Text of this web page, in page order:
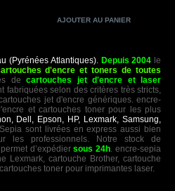
(Pyrénées Atlantiques). Depuis 2004 le
d'encre et toners de toutes
de cartouches jet d'encre et laser
fabriquées selon des critères très stricts,
jet d'encre génériques. encre-
et cartouches toner pour les plus
Dell, Epson, HP, Lexmark, Samsung,
sont livrées en express aussi bien
les professionnels. Notre stock de
d’expédiersous 24h. encre-sepia
Lexmark, cartouche Brother, cartouche
toner pour imprimantes laser.